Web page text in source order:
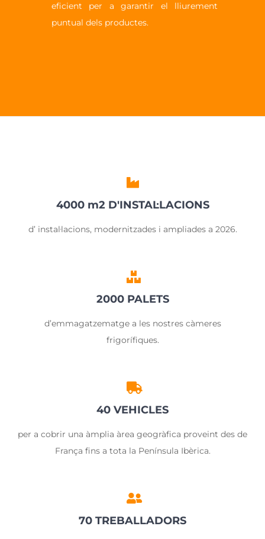
eficient per a garantir el lliurement
puntual dels productes.
4000 m2 D'INSTAL·LACIONS
d’ instal·lacions, modernitzades i ampliades a 2026.
2000 PALETS
d’emmagatzematge a les nostres càmeres
frigorífiques.
40 VEHICLES
per a cobrir una àmplia àrea geogràfica proveint des de
França fins a tota la Península Ibèrica.
70 TREBALLADORS